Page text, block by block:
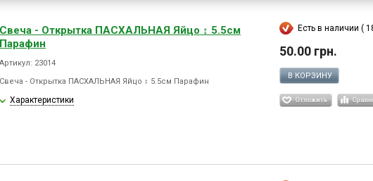
Свеча - Открытка ПАСХАЛЬНАЯ Яйцо ↕ 5.5см
Парафин
Артикул: 23014
Свеча - Открытка ПАСХАЛЬНАЯ Яйцо ↕ 5.5см Парафин
Характеристики
Есть в наличии (
50.00 грн.
В КОРЗИНУ